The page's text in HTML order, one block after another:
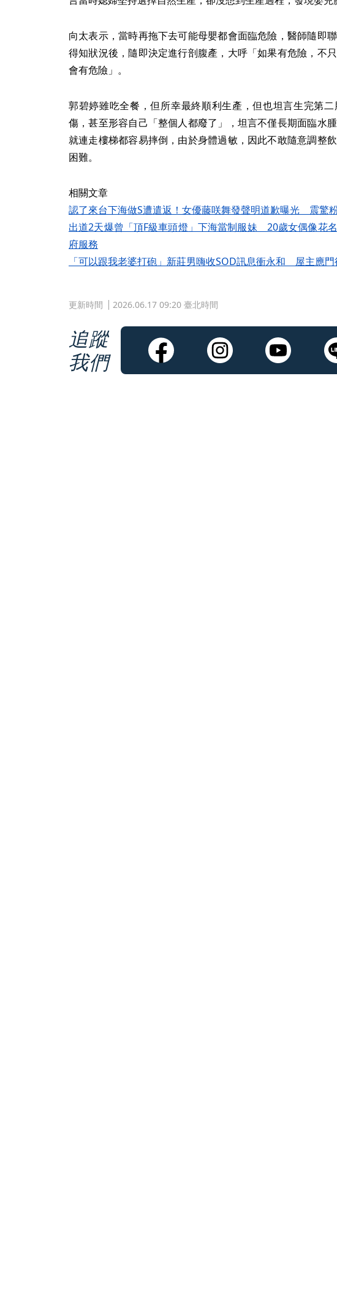
向太表示，當時再拖下去可能母嬰都會面臨危險，醫師隨即
得知狀況後，隨即決定進行剖腹產，大呼「如果有危險，不
會有危險」。
郭碧婷雖吃全餐，但所幸最終順利生產，但也坦言生完第
傷，甚至形容自己「整個人都廢了」，坦言不僅長期面臨水
就連走樓梯都容易摔倒，由於身體過敏，因此不敢隨意調整
困難。
相關文章
認了來台下海做S遭遣返！女優藤咲舞發聲明道歉曝光 震驚
出道2天爆曾「頂F級車頭燈」下海當制服妹 20歲女偶像花
府服務
「可以跟我老婆打砲」新莊男嗨收SOD訊息衝永和 屋主應
更新時間 2026.06.17 09:20 臺北時間
追蹤
我們